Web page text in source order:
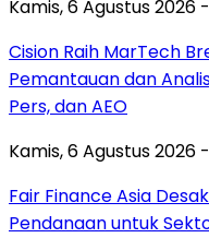
Kamis, 6 Agustus 2026
Cision Raih MarTech
Pemantauan dan
Pers, dan AEO
Kamis, 6 Agustus 2026 -
Fair Finance Asia
Pendanaan untuk